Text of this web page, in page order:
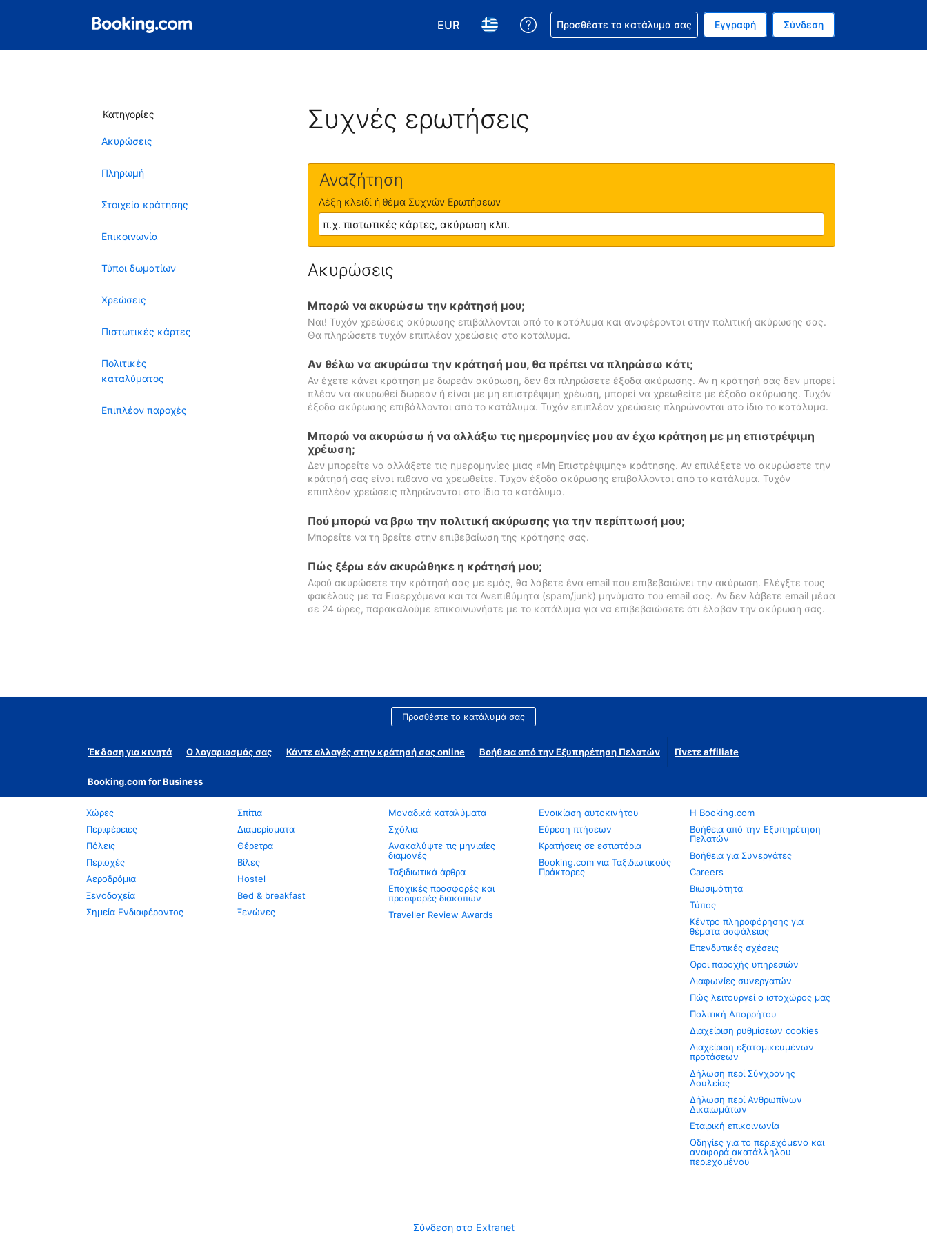
EUR
Επιλέξτε το νόμισμά σας. Το τωρινό σας νόμισμα είναι Ευρώ
Επιλέξτε τη γλώσσα σας. Η τωρινή σας γλώσσα είναι τα Ελληνικά
Βοήθεια για την κράτησή σας
Προσθέστε το κατάλυμά σας Εγγραφή Σύνδεση
Κατηγορίες
Ακυρώσεις
Πληρωμή
Στοιχεία κράτησης
Επικοινωνία
Τύποι δωματίων
Χρεώσεις
Πιστωτικές κάρτες
Πολιτικές
καταλύματος
Επιπλέον παροχές
Συχνές ερωτήσεις
Αναζήτηση
Λέξη κλειδί ή θέμα Συχνών Ερωτήσεων
Ακυρώσεις
Μπορώ να ακυρώσω την κράτησή μου;
Ναι! Τυχόν χρεώσεις ακύρωσης επιβάλλονται από το κατάλυμα και αναφέρονται στην πολιτική ακύρωσης σας.
Θα πληρώσετε τυχόν επιπλέον χρεώσεις στο κατάλυμα.
Αν θέλω να ακυρώσω την κράτησή μου, θα πρέπει να πληρώσω κάτι;
Αν έχετε κάνει κράτηση με δωρεάν ακύρωση, δεν θα πληρώσετε έξοδα ακύρωσης. Αν η κράτησή σας δεν μπορεί
πλέον να ακυρωθεί δωρεάν ή είναι με μη επιστρέψιμη χρέωση, μπορεί να χρεωθείτε με έξοδα ακύρωσης. Τυχόν
έξοδα ακύρωσης επιβάλλονται από το κατάλυμα. Τυχόν επιπλέον χρεώσεις πληρώνονται στο ίδιο το κατάλυμα.
Μπορώ να ακυρώσω ή να αλλάξω τις ημερομηνίες μου αν έχω κράτηση με μη επιστρέψιμη
χρέωση;
Δεν μπορείτε να αλλάξετε τις ημερομηνίες μιας «Μη Επιστρέψιμης» κράτησης. Αν επιλέξετε να ακυρώσετε την
κράτησή σας είναι πιθανό να χρεωθείτε. Τυχόν έξοδα ακύρωσης επιβάλλονται από το κατάλυμα. Τυχόν
επιπλέον χρεώσεις πληρώνονται στο ίδιο το κατάλυμα.
Πού μπορώ να βρω την πολιτική ακύρωσης για την περίπτωσή μου;
Μπορείτε να τη βρείτε στην επιβεβαίωση της κράτησης σας.
Πώς ξέρω εάν ακυρώθηκε η κράτησή μου;
Αφού ακυρώσετε την κράτησή σας με εμάς, θα λάβετε ένα email που επιβεβαιώνει την ακύρωση. Ελέγξτε τους
φακέλους με τα Εισερχόμενα και τα Ανεπιθύμητα (spam/junk) μηνύματα του email σας. Αν δεν λάβετε email μέσα
σε 24 ώρες, παρακαλούμε επικοινωνήστε με το κατάλυμα για να επιβεβαιώσετε ότι έλαβαν την ακύρωση σας.
Προσθέστε το κατάλυμά σας
Έκδοση για κινητά Ο λογαριασμός σας Κάντε αλλαγές στην κράτησή σας online Βοήθεια από την Εξυπηρέτηση Πελατών Γίνετε affiliate
Booking.com for Business
Χώρες
Περιφέρειες
Πόλεις
Περιοχές
Αεροδρόμια
Ξενοδοχεία
Σημεία Ενδιαφέροντος
Σπίτια
Διαμερίσματα
Θέρετρα
Βίλες
Hostel
Bed & breakfast
Ξενώνες
Μοναδικά καταλύματα
Σχόλια
Ανακαλύψτε τις μηνιαίες
διαμονές
Ταξιδιωτικά άρθρα
Εποχικές προσφορές και
προσφορές διακοπών
Traveller Review Awards
Ενοικίαση αυτοκινήτου
Εύρεση πτήσεων
Κρατήσεις σε εστιατόρια
Booking.com για Ταξιδιωτικούς
Πράκτορες
Η Booking.com
Βοήθεια από την Εξυπηρέτηση
Πελατών
Βοήθεια για Συνεργάτες
Careers
Βιωσιμότητα
Τύπος
Κέντρο πληροφόρησης για
θέματα ασφάλειας
Επενδυτικές σχέσεις
Όροι παροχής υπηρεσιών
Διαφωνίες συνεργατών
Πώς λειτουργεί ο ιστοχώρος μας
Πολιτική Απορρήτου
Διαχείριση ρυθμίσεων cookies
Διαχείριση εξατομικευμένων
προτάσεων
Δήλωση περί Σύγχρονης
Δουλείας
Δήλωση περί Ανθρωπίνων
Δικαιωμάτων
Εταιρική επικοινωνία
Οδηγίες για το περιεχόμενο και
αναφορά ακατάλληλου
περιεχομένου
Σύνδεση στο Extranet